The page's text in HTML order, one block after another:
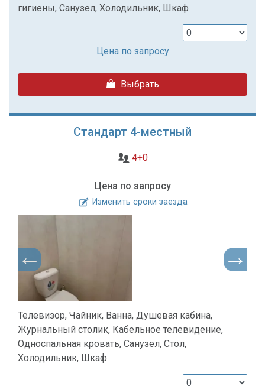
гигиены, Санузел, Холодильник, Шкаф
Цена по запросу
Выбрать
Стандарт 4-местный
4+0
Цена по запросу
Изменить сроки заезда
Телевизор, Чайник, Ванна, Душевая кабина,
Журнальный столик, Кабельное телевидение,
Односпальная кровать, Санузел, Стол,
Холодильник, Шкаф